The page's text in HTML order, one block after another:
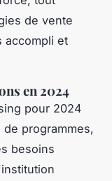
de vente
accompli et
en 2024
pour 2024
programmes,
besoins